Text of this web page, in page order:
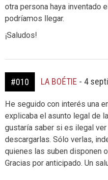
otra persona haya inventado
podríamos llegar.
¡Saludos!
#010 LA BOÉTIE - 4
He seguido con interés una
explicaba el asunto legal de
gustaría saber si es ilegal
descargarlas. Sólo verlas,
quienes las suben disponen
Gracias por anticipado. Un